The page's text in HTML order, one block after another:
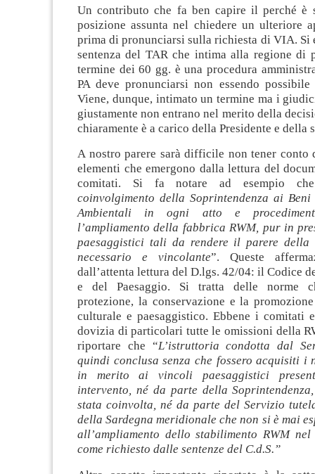
Un contributo che fa ben capire il perché è
posizione assunta nel chiedere un ulteriore
prima di pronunciarsi sulla richiesta di VIA. Si
sentenza del TAR che intima alla regione di
termine dei 60 gg. è una procedura
PA deve pronunciarsi non essendo
Viene, dunque, intimato un termine ma i
giustamente non entrano nel merito della
chiaramente è a carico della Presidente e della
A nostro parere sarà difficile non tener conto
elementi che emergono dalla lettura del
comitati. Si fa notare ad esempio
coinvolgimento della Soprintendenza ai Beni
Ambientali in ogni atto e
l’ampliamento della fabbrica RWM, pur in
paesaggistici tali da rendere il parere della
necessario e vincolante”. Queste
dall’attenta lettura del D.lgs. 42/04: il Codice
e del Paesaggio. Si tratta delle norme
protezione, la conservazione e la
culturale e paesaggistico. Ebbene i comitati
dovizia di particolari tutte le omissioni della
riportare che “L’istruttoria condotta dal
quindi conclusa senza che fossero acquisiti i
in merito ai vincoli paesaggistici
intervento, né da parte della
stata coinvolta, né da parte del Servizio
della Sardegna meridionale che non si è mai
all’ampliamento dello stabilimento RWM nel
come richiesto dalle sentenze del C.d.S.”